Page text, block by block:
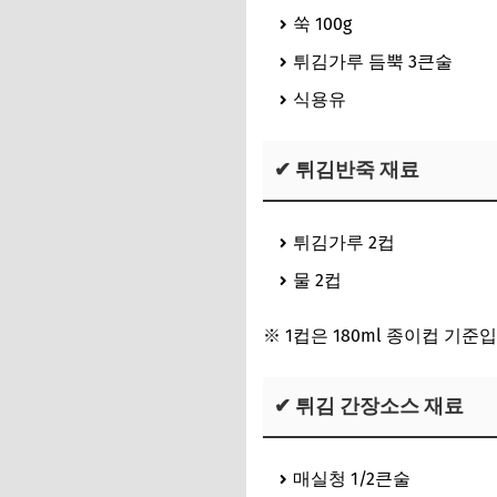
쑥 100g
튀김가루 듬뿍 3큰술
식용유
✔ 튀김반죽 재료
튀김가루 2컵
물 2컵
※ 1컵은 180ml 종이컵 기준
✔ 튀김 간장소스 재료
매실청 1/2큰술